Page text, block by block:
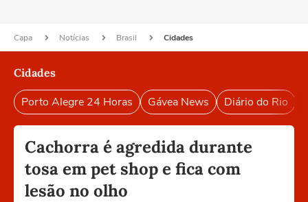
Capa Notícias Brasil Cidades
Cidades
Porto Alegre 24 Horas Gávea News Diário do Rio
Cachorra é agredida durante
tosa em pet shop e fica com
lesão no olho